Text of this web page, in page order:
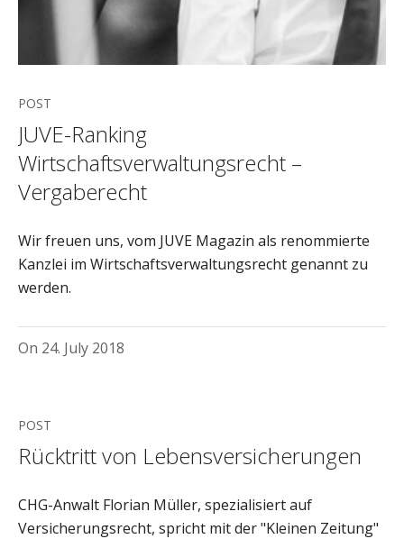
POST
JUVE-Ranking
Wirtschaftsverwaltungsrecht –
Vergaberecht
Wir freuen uns, vom JUVE Magazin als renommierte
Kanzlei im Wirtschaftsverwaltungsrecht genannt zu
werden.
On 24. July 2018
POST
Rücktritt von Lebensversicherungen
CHG-Anwalt Florian Müller, spezialisiert auf
Versicherungsrecht, spricht mit der "Kleinen Zeitung"